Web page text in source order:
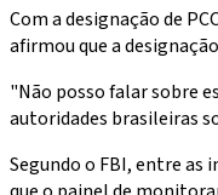
Com a designação de
afirmou que a
"Não posso falar sobre
autoridades brasileiras
Segundo o FBI, entre